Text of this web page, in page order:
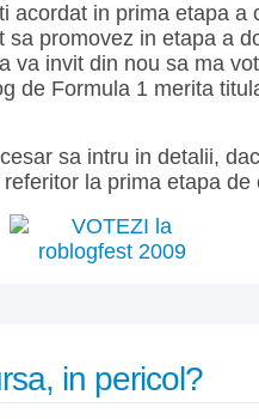
acordat in prima etapa a
sa promovez in etapa a
va invit din nou sa ma
de Formula 1 merita
sa intru in detalii,
referitor la prima etapa de
in pericol?